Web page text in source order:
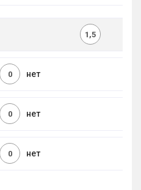
1,5
нет
0
нет
0
нет
0